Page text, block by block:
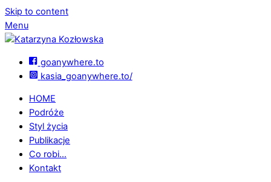
Skip to content
Menu
goanywhere.to
kasia_goanywhere.to/
HOME
Podróże
Styl życia
Publikacje
Co robi…
Kontakt